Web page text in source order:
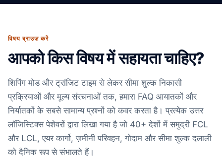
विषय ब्राउज़ करें
आपको किस विषय में सहायता चाहिए?
शिपिंग मोड और ट्रांजिट टाइम से लेकर सीमा शुल्क निकासी
प्रक्रियाओं और मूल्य संरचनाओं तक, हमारा FAQ आयातकों और
निर्यातकों के सबसे सामान्य प्रश्नों को कवर करता है। प्रत्येक उत्तर
लॉजिस्टिक्स पेशेवरों द्वारा लिखा गया है जो 40+ देशों में समुद्री FCL
और LCL, एयर कार्गो, ज़मीनी परिवहन, गोदाम और सीमा शुल्क दलाली
को दैनिक रूप से संभालते हैं।